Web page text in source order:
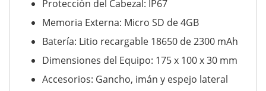
Protección del Cabezal: IP67
Memoria Externa: Micro SD de 4GB
Batería: Litio recargable 18650 de 2300 mAh
Dimensiones del Equipo: 175 x 100 x 30 mm
Accesorios: Gancho, imán y espejo lateral